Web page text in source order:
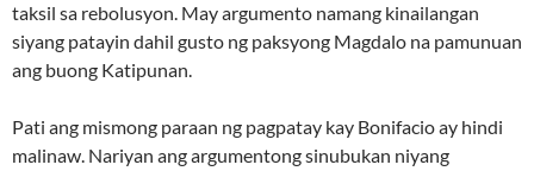
taksil sa rebolusyon. May argumento namang kinailangan
siyang patayin dahil gusto ng paksyong Magdalo na pamunuan
ang buong Katipunan.
Pati ang mismong paraan ng pagpatay kay Bonifacio ay hindi
malinaw. Nariyan ang argumentong sinubukan niyang